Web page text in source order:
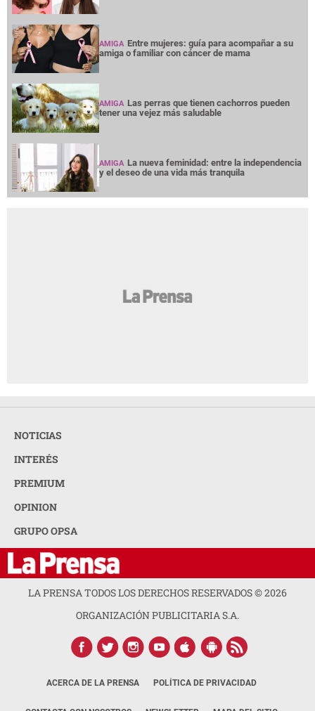
AMIGA Entre mujeres: guía para acompañar a su
amiga o familiar con cáncer de mama
AMIGA Las perras que tienen cachorros pueden
tener una vejez más saludable
AMIGA La nueva feminidad: entre la independencia
y el deseo de una vida más tranquila
NOTICIAS
INTERÉS
PREMIUM
OPINION
GRUPO OPSA
LA PRENSA TODOS LOS DERECHOS RESERVADOS ©2026
ORGANIZACIÓN PUBLICITARIA S.A.
ACERCA DE LA PRENSA POLÍTICA DE PRIVACIDAD